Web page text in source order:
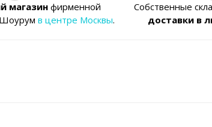
магазинфирменной
Шоурумв центре Москвы.
Собственные
доставки в